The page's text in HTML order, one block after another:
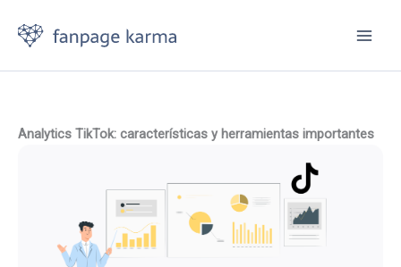
contenido
Analytics TikTok: características y herramientas importantes